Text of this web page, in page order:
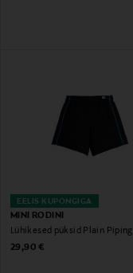
EELIS KUPONGIGA
MINI RODINI
Lühikesed püksid Plain Piping
Original Price
29,90 €